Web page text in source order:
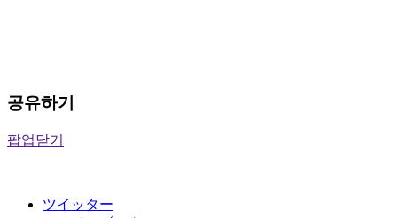
공유하기
팝업닫기
ツイッター